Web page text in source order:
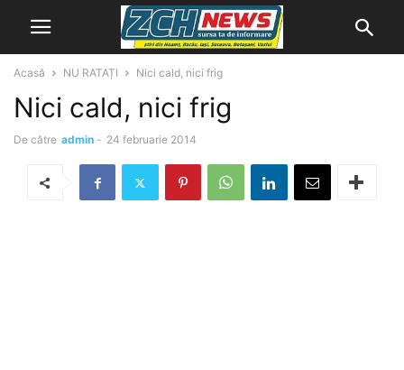
Acasă NU RATAȚI Nici cald, nici frig
Nici cald, nici frig
De către admin - 24 februarie 2014